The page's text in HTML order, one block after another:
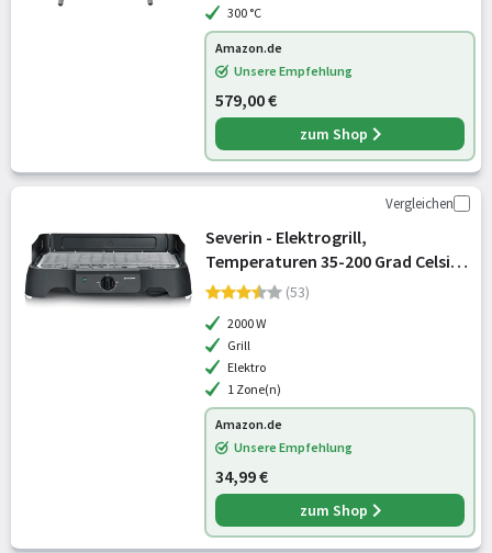
300 °C
Amazon.de
Unsere Empfehlung
579,00 €
zum Shop
Vergleichen
Severin - Elektrogrill,
Temperaturen 35-200 Grad Celsius,
schnelles Aufheizen, 38x22 cm,
Edelstahl-Grillrost, Balkongrill,
einfach
(53)
2000 W
Grill
Elektro
1 Zone(n)
Amazon.de
Unsere Empfehlung
34,99 €
zum Shop